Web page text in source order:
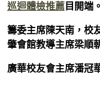
巡迴體檢推薦 目開端。
籌委主席陳天南，校
肇會館教導主席梁順
廣華校友會主席潘冠